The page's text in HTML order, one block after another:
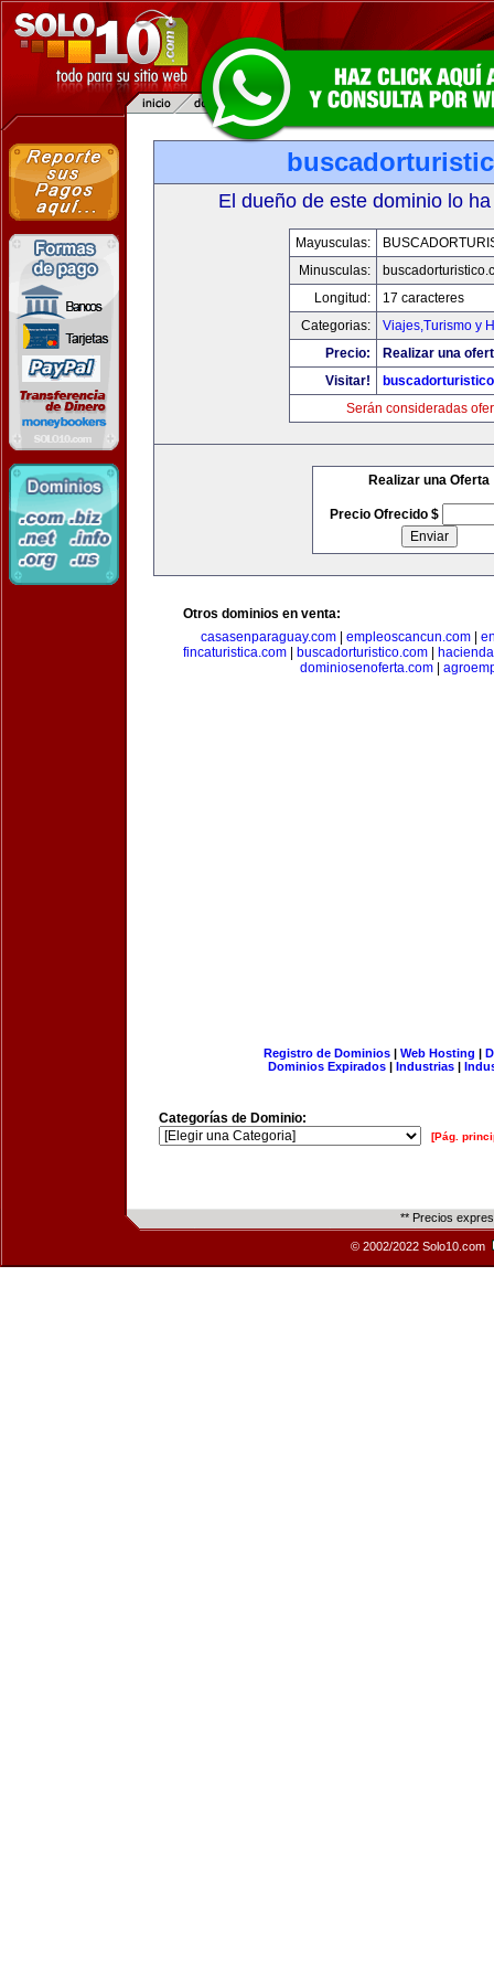
El dueño de este dominio lo
Mayusculas:
Minusculas:
Longitud:
17 caracteres
Categorias:
Viajes,Turismo y
Precio:
Realizar una
Visitar!
Serán consideradas
Realizar una Oferta
Precio Ofrecido $
Otros dominios en venta:
casasenparaguay.com| empleoscancun.com|
fincaturistica.com
buscadorturistico.com
dominiosenoferta.com|
Registro de Dominios| Web Hosting |
Dominios Expirados | Industrias |
Categorías de Dominio:
[Pág.
** Precios
© 2002/2022 Solo10.com